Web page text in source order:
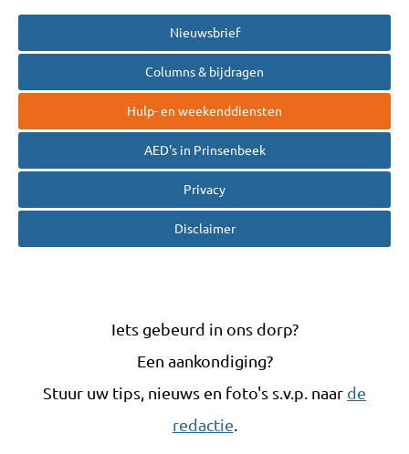
Nieuwsbrief
Columns & bijdragen
Hulp- en weekenddiensten
AED's in Prinsenbeek
Privacy
Disclaimer
Iets gebeurd in ons dorp?
Een aankondiging?
Stuur uw tips, nieuws en foto's s.v.p. naar de
redactie.